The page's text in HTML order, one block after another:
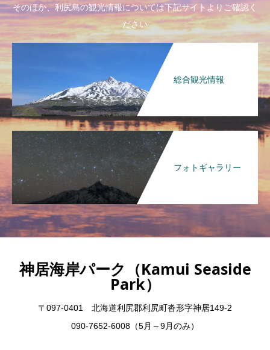
そのほか、利尻島の観光情報については下記サイトよりご確認く
ださい
総合観光情報
フォトギャラリー
神居海岸パーク（Kamui Seaside
Park）
〒097-0401 北海道利尻郡利尻町沓形字神居149-2
090-7652-6008（5月～9月のみ）